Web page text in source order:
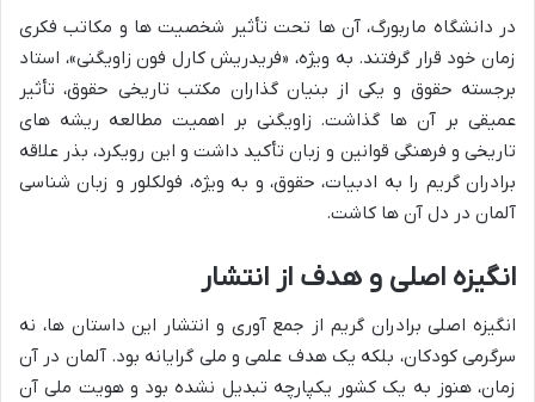
در دانشگاه ماربورگ، آن ها تحت تأثیر شخصیت ها و مکاتب فکری
زمان خود قرار گرفتند. به ویژه، «فریدریش کارل فون زاویگنی»، استاد
برجسته حقوق و یکی از بنیان گذاران مکتب تاریخی حقوق، تأثیر
عمیقی بر آن ها گذاشت. زاویگنی بر اهمیت مطالعه ریشه های
تاریخی و فرهنگی قوانین و زبان تأکید داشت و این رویکرد، بذر علاقه
برادران گریم را به ادبیات، حقوق، و به ویژه، فولکلور و زبان شناسی
آلمان در دل آن ها کاشت.
انگیزه اصلی و هدف از انتشار
انگیزه اصلی برادران گریم از جمع آوری و انتشار این داستان ها، نه
سرگرمی کودکان، بلکه یک هدف علمی و ملی گرایانه بود. آلمان در آن
زمان، هنوز به یک کشور یکپارچه تبدیل نشده بود و هویت ملی آن